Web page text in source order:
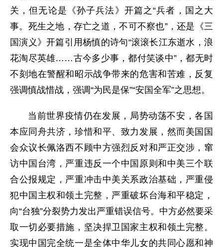
关，但无论是《孙子兵法》开篇之“兵者，国之大
事。死生之地，存亡之道，不可不察也”，还是《三
国演义》开篇引用杨慎的诗句“滚滚长江东逝水，浪
花淘尽英雄……古今多少事，都付笑谈中”，都无时
不刻地在警醒和昭示战争带来的危害和苦难，反复
强调慎战惜战，强调“为民是保”“安国全军”之思想。
当前世界疫情仍在发展，局势动荡不安，各国
本应同舟共济，珍惜和平、致力发展，然而美国国
会众议长佩洛西不顾中方强烈反对和严正交涉，窜
访中国台湾，严重违反一个中国原则和中美三个联
合公报规定，严重冲击中美关系政治基础，严重侵
犯中国主权和领土完整，严重破坏台海和平稳定，
向“台独”分裂势力发出严重错误信号。中方必然要采
取一切必要措施，坚决捍卫国家主权和领土完整。
实现中国完全统一是全体中华儿女的共同心愿和神